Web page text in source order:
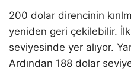
200 dolar direncinin
yeniden geri çekilebilir.
seviyesinde yer alıyor.
Ardından 188 dolar